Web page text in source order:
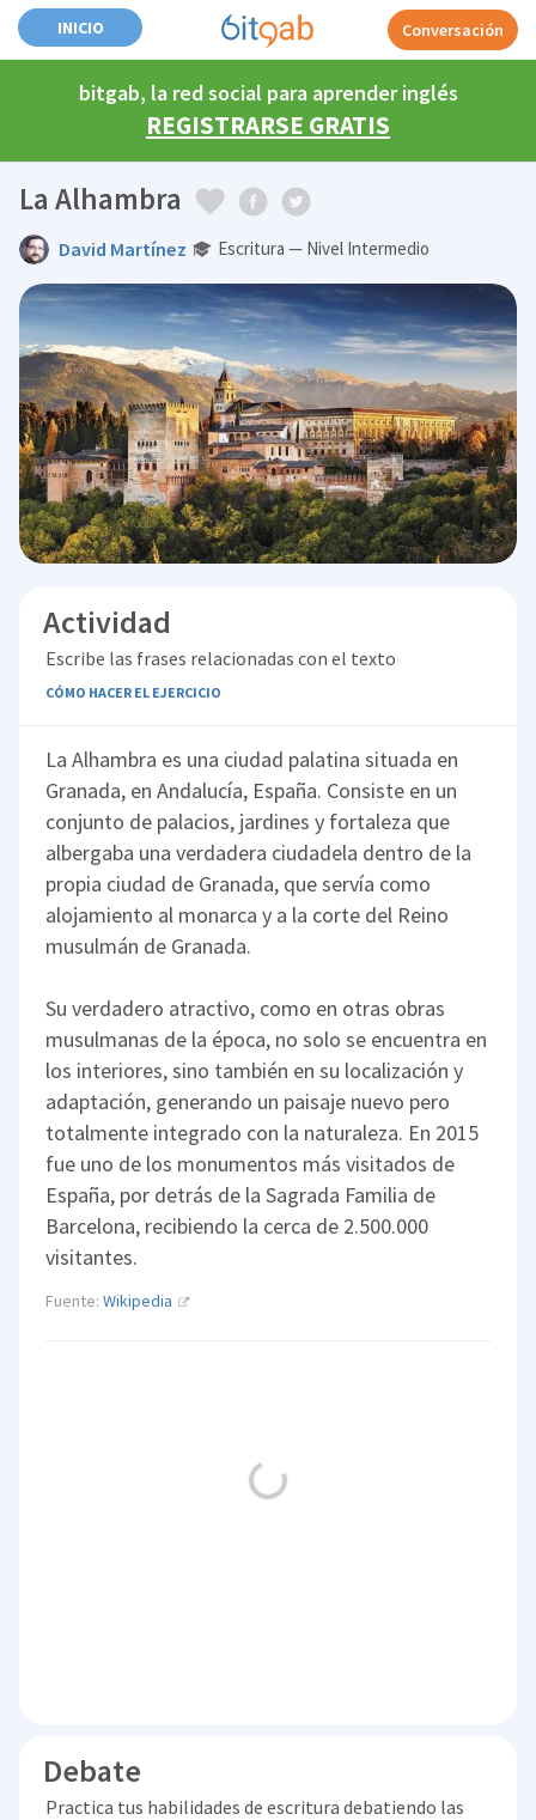
INICIO Conversación
bitgab, la red social para aprender inglés
REGISTRARSE GRATIS
La Alhambra
David Martínez Escritura — Nivel Intermedio
Actividad
Escribe las frases relacionadas con el texto
CÓMO HACER EL EJERCICIO
La Alhambra es una ciudad palatina situada en
Granada, en Andalucía, España. Consiste en un
conjunto de palacios, jardines y fortaleza que
albergaba una verdadera ciudadela dentro de la
propia ciudad de Granada, que servía como
alojamiento al monarca y a la corte del Reino
musulmán de Granada.
Su verdadero atractivo, como en otras obras
musulmanas de la época, no solo se encuentra en
los interiores, sino también en su localización y
adaptación, generando un paisaje nuevo pero
totalmente integrado con la naturaleza. En 2015
fue uno de los monumentos más visitados de
España, por detrás de la Sagrada Familia de
Barcelona, recibiendo la cerca de 2.500.000
visitantes.
Fuente:Wikipedia
Debate
Practica tus habilidades de escritura debatiendo las